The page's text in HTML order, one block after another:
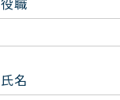
氏名